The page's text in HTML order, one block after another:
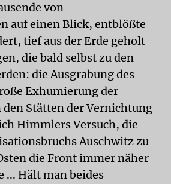
von
auf einen Blick, entblößte
tief aus der Erde geholt
die bald selbst zu den
die Ausgrabung des
Exhumierung der
Stätten der Vernichtung
Himmlers Versuch, die
Auschwitz zu
die Front immer näher
... Hält man beides